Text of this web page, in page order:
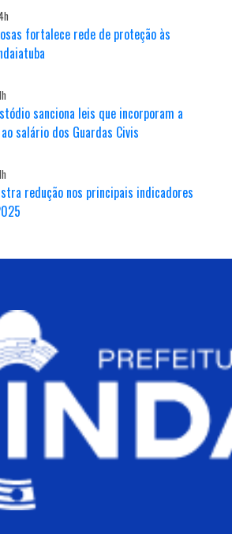
fortalece rede de proteção às
sanciona leis que incorporam a
salário dos Guardas Civis
redução nos principais indicadores